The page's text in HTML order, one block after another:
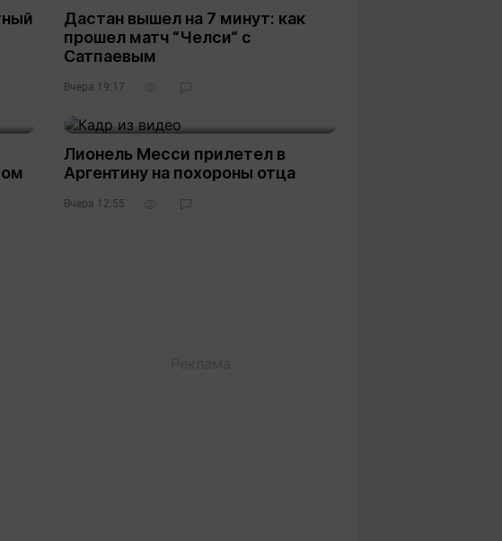
Дастан вышел на 7 минут: как
прошел матч “Челси“ с
Сатпаевым
Вчера 19:17
Лионель Месси прилетел в
Аргентину на похороны отца
Вчера 12:55